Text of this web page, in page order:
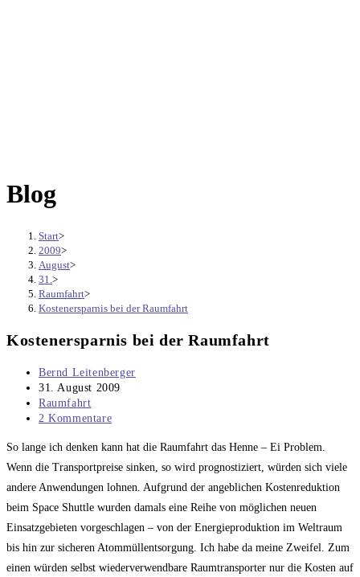
Blog
Start>
2009>
August>
31. >
Raumfahrt>
Kostenersparnis bei der Raumfahrt
Kostenersparnis bei der Raumfahrt
Beitrags-
Autor:
Bernd Leitenberger
Beitrag
veröffentlicht:
31. August 2009
Beitrags-
Kategorie:
Raumfahrt
Beitrags-
2 Kommentare
So lange ich denken kann hat die Raumfahrt das Henne – Ei Problem.
Wenn die Transportpreise sinken, so wird prognostiziert, würden sich viele
andere Anwendungen lohnen. Aufgrund der angeblichen Kostenreduktion
beim Space Shuttle wurden damals eine Reihe von möglichen neuen
Einsatzgebieten vorgeschlagen – von der Energieproduktion im Weltraum
bis hin zur sicheren Atommüllentsorgung. Ich habe da meine Zweifel. Zum
einen würden selbst wiederverwendbare Raumtransporter nur die Kosten auf